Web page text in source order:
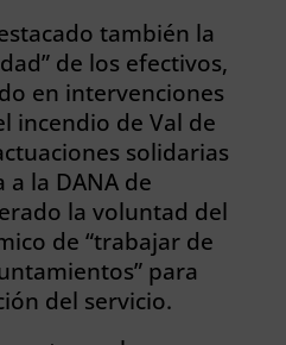
también la
de los efectivos,
en intervenciones
incendio de Val de
solidarias
la DANA de
la voluntad del
de “trabajar de
para
del servicio.